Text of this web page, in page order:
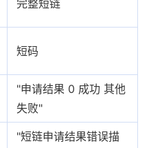
完整短链
短码
"申请结果 0 成功 其他
失败"
"短链申请结果错误描